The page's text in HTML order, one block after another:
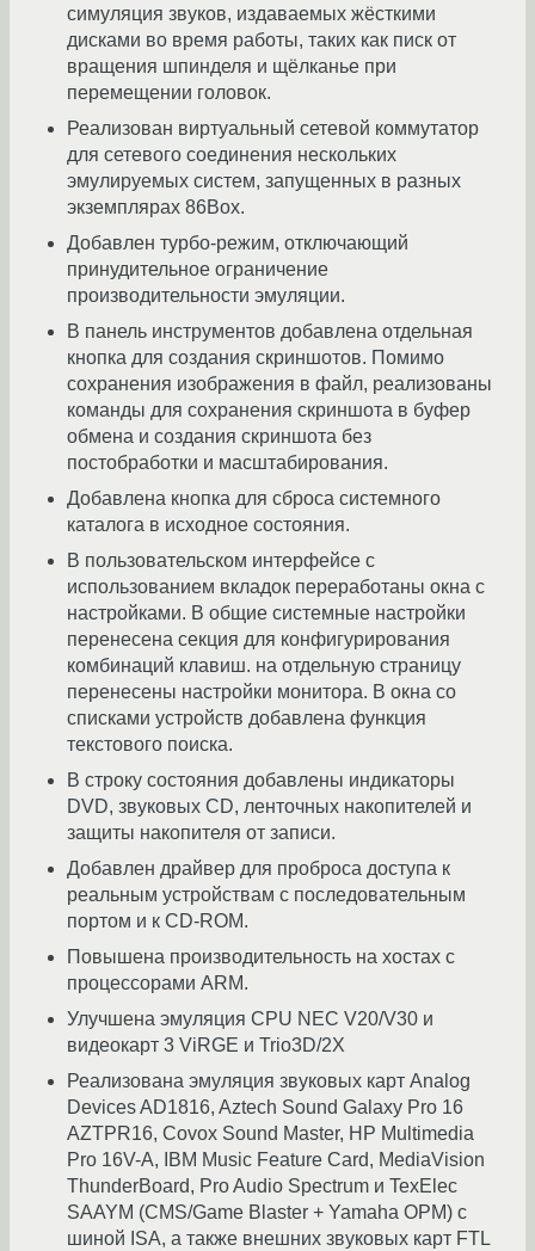
симуляция звуков, издаваемых жёсткими
дисками во время работы, таких как писк от
вращения шпинделя и щёлканье при
перемещении головок.
Реализован виртуальный сетевой коммутатор
для сетевого соединения нескольких
эмулируемых систем, запущенных в разных
экземплярах 86Box.
Добавлен турбо-режим, отключающий
принудительное ограничение
производительности эмуляции.
В панель инструментов добавлена отдельная
кнопка для создания скриншотов. Помимо
сохранения изображения в файл, реализованы
команды для сохранения скриншота в буфер
обмена и создания скриншота без
постобработки и масштабирования.
Добавлена кнопка для сброса системного
каталога в исходное состояния.
В пользовательском интерфейсе с
использованием вкладок переработаны окна с
настройками. В общие системные настройки
перенесена секция для конфигурирования
комбинаций клавиш. на отдельную страницу
перенесены настройки монитора. В окна со
списками устройств добавлена функция
текстового поиска.
В строку состояния добавлены индикаторы
DVD, звуковых CD, ленточных накопителей и
защиты накопителя от записи.
Добавлен драйвер для проброса доступа к
реальным устройствам с последовательным
портом и к CD-ROM.
Повышена производительность на хостах с
процессорами ARM.
Улучшена эмуляция CPU NEC V20/V30 и
видеокарт 3 ViRGE и Trio3D/2X
Реализована эмуляция звуковых карт Analog
Devices AD1816, Aztech Sound Galaxy Pro 16
AZTPR16, Covox Sound Master, HP Multimedia
Pro 16V-A, IBM Music Feature Card, MediaVision
ThunderBoard, Pro Audio Spectrum и TexElec
SAAYM (CMS/Game Blaster + Yamaha OPM) с
шиной ISA, а также внешних звуковых карт FTL